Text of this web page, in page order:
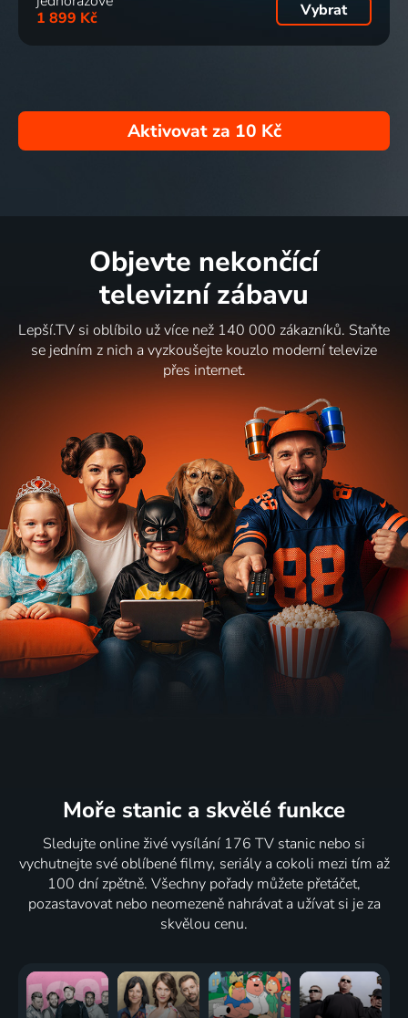
O Maryšce
hrádku
Ako si
Mišo
biedu
Florijánkovo
štěstí
1977 | Československo | Pohádka
Zlatý
1979 | Československo | Pohádka
1 899 Kč
Vybrat
Aktivovat za 10 Kč
Objevte nekončící
televizní zábavu
Lepší.TV si oblíbilo už více než 140 000 zákazníků. Staňte
se jedním z nich a vyzkoušejte kouzlo moderní televize
přes internet.
Moře stanic a skvělé funkce
Sledujte online živé vysílání 176 TV stanic nebo si
vychutnejte své oblíbené filmy, seriály a cokoli mezi tím až
100 dní zpětně. Všechny pořady můžete přetáčet,
pozastavovat nebo neomezeně nahrávat a užívat si je za
skvělou cenu.